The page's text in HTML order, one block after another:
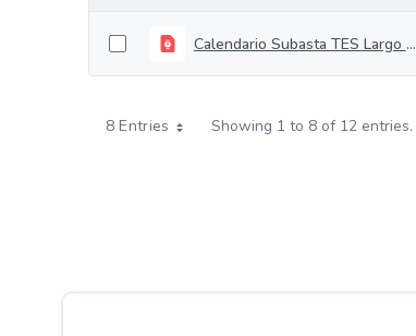
Calendario Subasta TES Largo Plazo 2019
8 Entries Showing 1 to 8 of 12 entries.